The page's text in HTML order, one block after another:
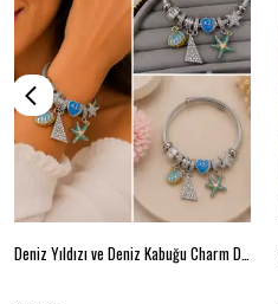
Deniz Yıldızı ve Deniz Kabuğu Charm Detaylı Gümüş Renk Kadın Bileklik